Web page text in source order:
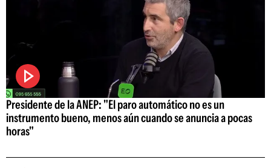
Presidente de la ANEP: "El paro automático no es un
instrumento bueno, menos aún cuando se anuncia a pocas
horas"